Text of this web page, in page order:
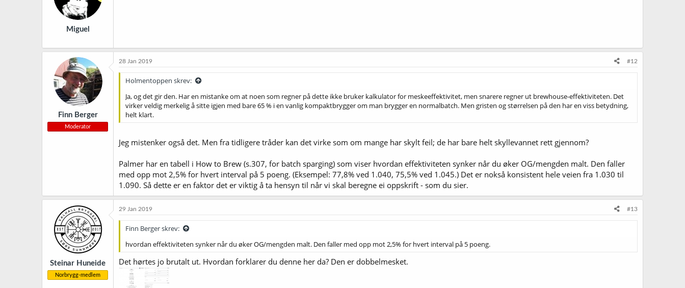
Miguel
Finn Berger
Moderator
28 Jan 2019 #12
Holmentoppen skrev:
Ja, og det gir den. Har en mistanke om at noen som regner på dette ikke bruker kalkulator for meskeeffektivitet, men snarere regner ut brewhouse-effektiviteten. Det
virker veldig merkelig å sitte igjen med bare 65 % i en vanlig kompaktbrygger om man brygger en normalbatch. Men gristen og størrelsen på den har en viss betydning,
helt klart.
Jeg mistenker også det. Men fra tidligere tråder kan det virke som om mange har skylt feil; de har bare helt skyllevannet rett gjennom?
Palmer har en tabell i How to Brew (s.307, for batch sparging) som viser hvordan effektiviteten synker når du øker OG/mengden malt. Den faller
med opp mot 2,5% for hvert interval på 5 poeng. (Eksempel: 77,8% ved 1.040, 75,5% ved 1.045.) Det er nokså konsistent hele veien fra 1.030 til
1.090. Så dette er en faktor det er viktig å ta hensyn til når vi skal beregne ei oppskrift - som du sier.
Steinar Huneide
Norbrygg-medlem
29 Jan 2019 #13
Finn Berger skrev:
hvordan effektiviteten synker når du øker OG/mengden malt. Den faller med opp mot 2,5% for hvert interval på 5 poeng.
Det hørtes jo brutalt ut. Hvordan forklarer du denne her da? Den er dobbelmesket.